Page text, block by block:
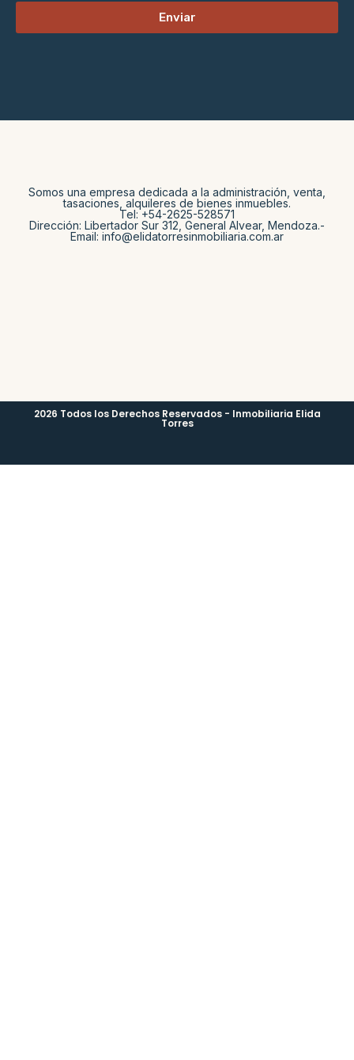
Enviar
Somos una empresa dedicada a la administración, venta,
tasaciones, alquileres de bienes inmuebles.
Tel: +54-2625-528571
Dirección: Libertador Sur 312, General Alvear, Mendoza.-
Email: info@elidatorresinmobiliaria.com.ar
2026 Todos los Derechos Reservados - Inmobiliaria Elida
Torres